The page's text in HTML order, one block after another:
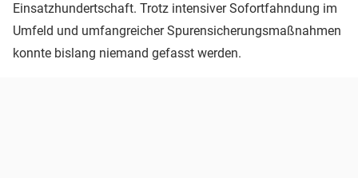
Einsatzhundertschaft. Trotz intensiver Sofortfahndung im
Umfeld und umfangreicher Spurensicherungsmaßnahmen
konnte bislang niemand gefasst werden.